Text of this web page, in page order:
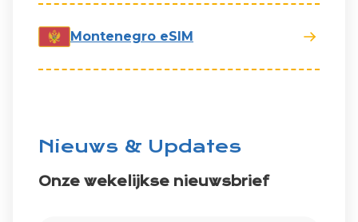
Montenegro eSIM
Nieuws & Updates
Onze wekelijkse nieuwsbrief